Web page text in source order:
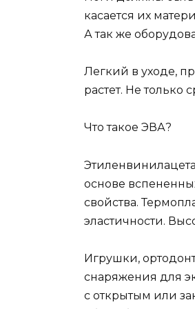
касается их
А так же
Легкий в уходе,
растет. Не
Что такое ЭВА?
основе
свойства.
эластичности.
Игрушки,
снаряжения для
с открытым или